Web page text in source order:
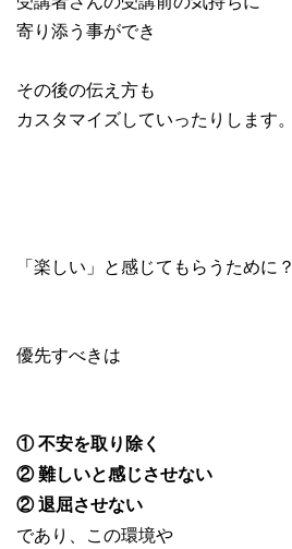
寄り添う事ができ
その後の伝え方も
カスタマイズしていったりします。
「楽しい」と感じてもらうために？
優先すべきは
① 不安を取り除く
② 難しいと感じさせない
② 退屈させない
であり、この環境や